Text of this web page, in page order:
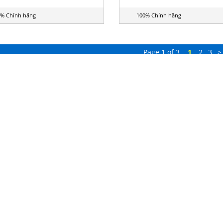
Chính hãng 100% Chính hãng
Page 1 of 3 1 2 3 >